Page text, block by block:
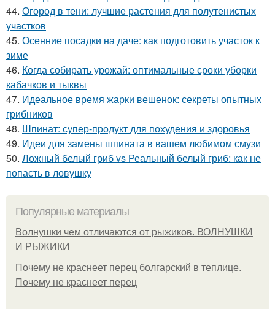
44. Огород в тени: лучшие растения для полутенистых
участков
45. Осенние посадки на даче: как подготовить участок к
зиме
46. Когда собирать урожай: оптимальные сроки уборки
кабачков и тыквы
47. Идеальное время жарки вешенок: секреты опытных
грибников
48. Шпинат: супер-продукт для похудения и здоровья
49. Идеи для замены шпината в вашем любимом смузи
50. Ложный белый гриб vs Реальный белый гриб: как не
попасть в ловушку
Популярные материалы
Волнушки чем отличаются от рыжиков. ВОЛНУШКИ
И РЫЖИКИ
Почему не краснеет перец болгарский в теплице.
Почему не краснеет перец